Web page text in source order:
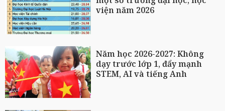
viện năm 2026
Năm học 2026-2027: Không
dạy trước lớp 1, đẩy mạnh
STEM, AI và tiếng Anh